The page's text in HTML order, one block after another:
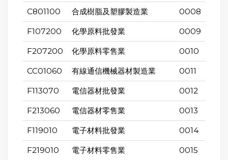
C801100 合成樹脂及塑膠製造業 0008
F107200 化學原料批發業 0009
F207200 化學原料零售業 0010
CC01060 有線通信機械器材製造業 0011
F113070 電信器材批發業 0012
F213060 電信器材零售業 0013
F119010 電子材料批發業 0014
F219010 電子材料零售業 0015